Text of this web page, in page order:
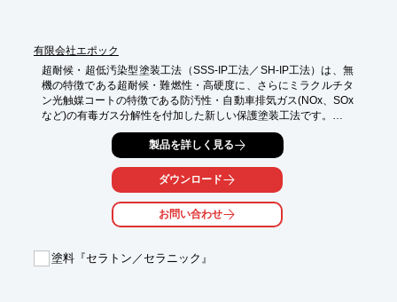
有限会社エポック
超耐候・超低汚染型塗装工法（SSS-IP工法／SH-IP工法）は、無
機の特徴である超耐候・難燃性・高硬度に、さらにミラクルチタ
ン光触媒コートの特徴である防汚性・自動車排気ガス(NOx、SOx
など)の有毒ガス分解性を付加した新しい保護塗装工法です。
建築・土木・構造物を多くの劣化要因から防護し長期に景観を維
○超低汚染(防汚性)
詳しくはお問い合わせ、またはカタログをダウンロードしてくだ
製品を詳しく見る
ダウンロード
お問い合わせ
塗料『セラトン／セラニック』